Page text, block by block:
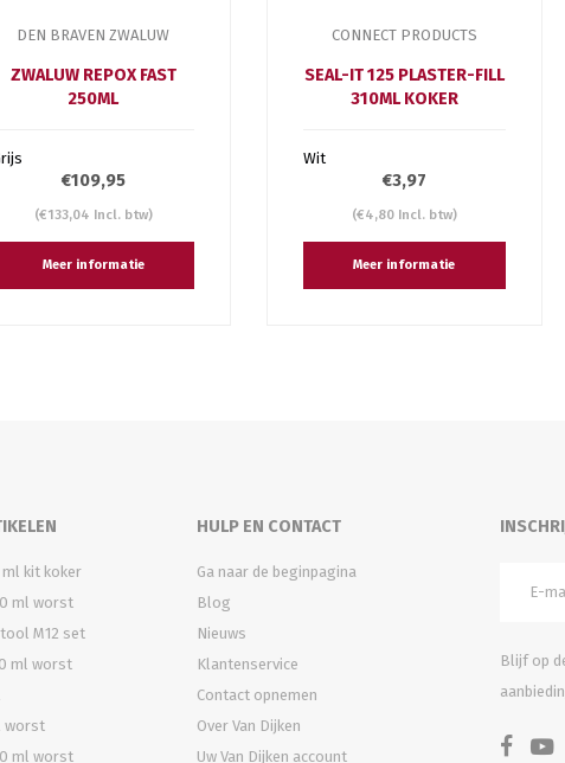
DEN BRAVEN ZWALUW
ZWALUW REPOX FAST
250ML
€109,95
(€133,04 Incl. btw)
Meer informatie
CONNECT PRODUCTS
SEAL-IT 125 PLASTER-FILL
310ML KOKER
Wit
€3,97
(€4,80 Incl. btw)
Meer informatie
kit koker
ml worst
M12 set
ml worst
worst
ml worst
HULP EN CONTACT
Ga naar de beginpagina
Blog
Nieuws
Klantenservice
Contact opnemen
Over Van Dijken
Uw Van Dijken account
Blijf op